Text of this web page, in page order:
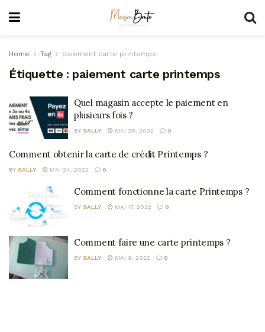
Home Tag paiement carte printemps
Étiquette : paiement carte printemps
Quel magasin accepte le paiement en
plusieurs fois ?
BY SALLY MAI 29, 2022 0
Comment obtenir la carte de crédit Printemps ?
BY SALLY MAI 24, 2022 0
Comment fonctionne la carte Printemps ?
BY SALLY MAI 17, 2022 0
Comment faire une carte printemps ?
BY SALLY MAI 9, 2022 0